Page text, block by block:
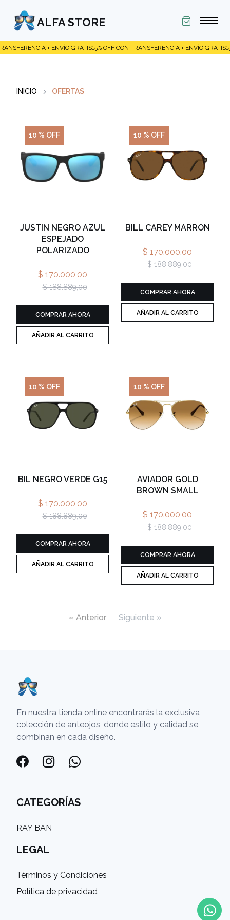
ALFA STORE
+ ENVÍO GRATIS15% OFF CON TRANSFERENCIA + ENVÍO GRATIS
INICIO OFERTAS
10 % OFF
JUSTIN NEGRO AZUL
ESPEJADO
POLARIZADO
$ 170.000,00
$ 188.889,00
COMPRAR AHORA
AÑADIR AL CARRITO
10 % OFF
BILL CAREY MARRON
$ 170.000,00
$ 188.889,00
COMPRAR AHORA
AÑADIR AL CARRITO
10 % OFF
BIL NEGRO VERDE G15
$ 170.000,00
$ 188.889,00
COMPRAR AHORA
AÑADIR AL CARRITO
10 % OFF
AVIADOR GOLD
BROWN SMALL
$ 170.000,00
$ 188.889,00
COMPRAR AHORA
AÑADIR AL CARRITO
« Anterior Siguiente »
En nuestra tienda online encontrarás la exclusiva
colección de anteojos, donde estilo y calidad se
combinan en cada diseño.
CATEGORÍAS
RAY BAN
LEGAL
Términos y Condiciones
Política de privacidad